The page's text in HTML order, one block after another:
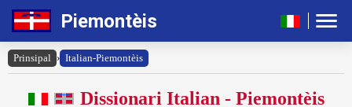
Piemontèis
Prinsipal › Italian-Piemontèis
Dissionari Italian - Piemontèis